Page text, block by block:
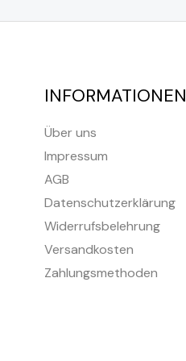
INFORMATIONEN
Über uns
Impressum
AGB
Datenschutzerklärung
Widerrufsbelehrung
Versandkosten
Zahlungsmethoden